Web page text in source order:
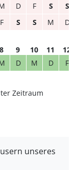
D F S
S
F S S M D
8 9 10 11
12
D M D F
Zeitraum
unseres